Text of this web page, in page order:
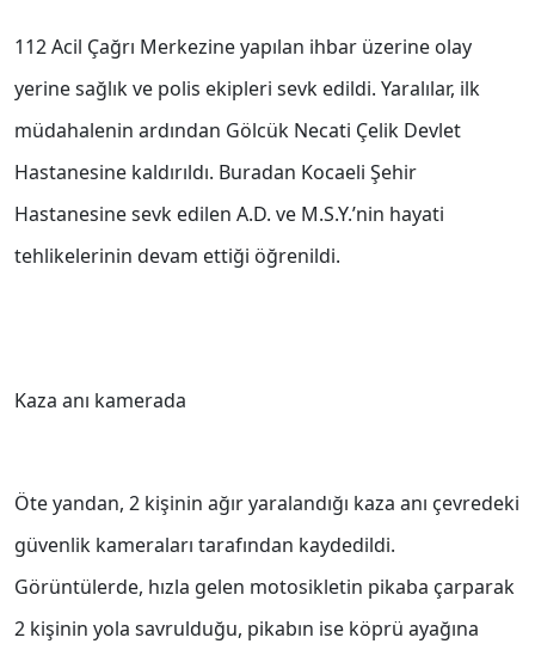
112 Acil Çağrı Merkezine yapılan ihbar üzerine olay
yerine sağlık ve polis ekipleri sevk edildi. Yaralılar, ilk
müdahalenin ardından Gölcük Necati Çelik Devlet
Hastanesine kaldırıldı. Buradan Kocaeli Şehir
Hastanesine sevk edilen A.D. ve M.S.Y.’nin hayati
tehlikelerinin devam ettiği öğrenildi.
Kaza anı kamerada
Öte yandan, 2 kişinin ağır yaralandığı kaza anı çevredeki
güvenlik kameraları tarafından kaydedildi.
Görüntülerde, hızla gelen motosikletin pikaba çarparak
2 kişinin yola savrulduğu, pikabın ise köprü ayağına